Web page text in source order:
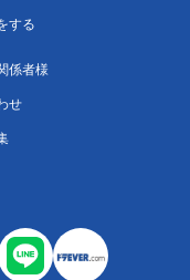
する
係者様
せ